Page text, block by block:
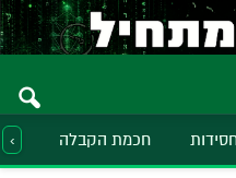
חכמת הקבלה ‹